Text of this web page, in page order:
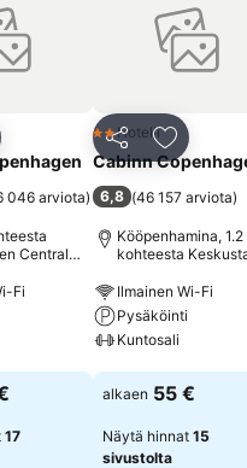
suosikkeihin
046 arviota)
Central
Fi
17
Jaa Lisää
2 Tähtiluokitus
Hotelli
Cabinn
6,8 (46 157 arviota)
Kööpenhamina,
kohteesta
Ilmainen Wi-Fi
Pysäköinti
Kuntosali
Katso hinnat
alkaen 55 €
Näytä hinnat 15
sivustolta